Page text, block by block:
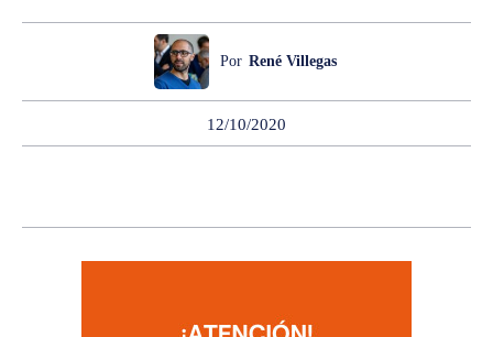
Por René Villegas
12/10/2020